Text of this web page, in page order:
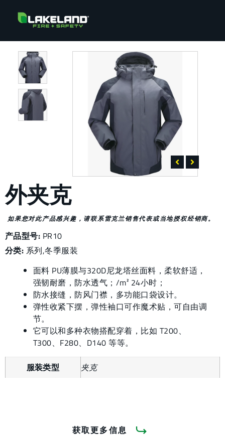
外夹克
如果您对此产品感兴趣，请联系雷克兰销售代表或当地授权经销商。
产品型号: PR10
分类: 系列,冬季服装
面料 PU薄膜与320D尼龙塔丝面料，柔软舒适，
强韧耐磨，防水透气；/m² 24小时；
防水接缝，防风门襟，多功能口袋设计。
弹性收紧下摆，弹性袖口可作魔术贴，可自由调
节。
它可以和多种衣物搭配穿着，比如 T200、
T300、F280、D140 等等。
服装类型 夹克
获取更多信息